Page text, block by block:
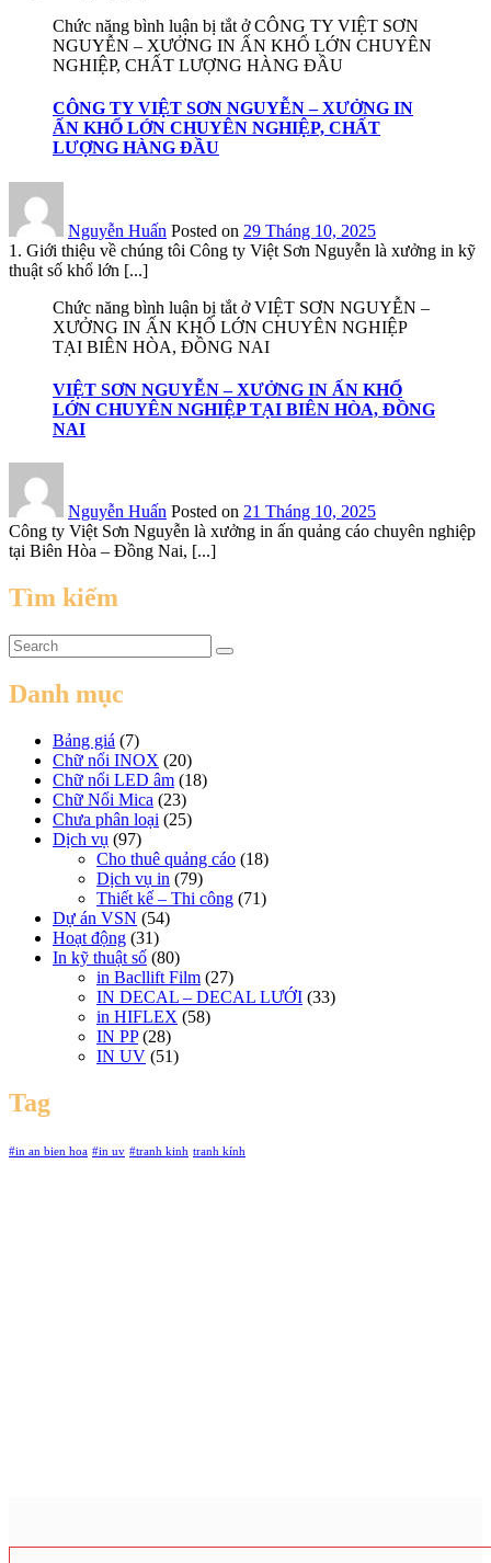
Chức năng bình luận bị tắt ở CÔNG TY VIỆT SƠN
NGUYỄN – XƯỞNG IN ẤN KHỔ LỚN CHUYÊN
NGHIỆP, CHẤT LƯỢNG HÀNG ĐẦU
CÔNG TY VIỆT SƠN NGUYỄN – XƯỞNG IN
ẤN KHỔ LỚN CHUYÊN NGHIỆP, CHẤT
LƯỢNG HÀNG ĐẦU
Nguyễn Huấn Posted on 29 Tháng 10, 2025
1. Giới thiệu về chúng tôi Công ty Việt Sơn Nguyễn là xưởng in kỹ
thuật số khổ lớn [...]
Chức năng bình luận bị tắt ở VIỆT SƠN NGUYỄN –
XƯỞNG IN ẤN KHỔ LỚN CHUYÊN NGHIỆP
TẠI BIÊN HÒA, ĐỒNG NAI
VIỆT SƠN NGUYỄN – XƯỞNG IN ẤN KHỔ
LỚN CHUYÊN NGHIỆP TẠI BIÊN HÒA, ĐỒNG
NAI
Nguyễn Huấn Posted on 21 Tháng 10, 2025
Công ty Việt Sơn Nguyễn là xưởng in ấn quảng cáo chuyên nghiệp
tại Biên Hòa – Đồng Nai, [...]
Tìm kiếm
Danh mục
Bảng giá (7)
Chữ nổi INOX (20)
Chữ nổi LED âm (18)
Chữ Nổi Mica (23)
Chưa phân loại (25)
Dịch vụ (97)
Cho thuê quảng cáo (18)
Dịch vụ in (79)
Thiết kế – Thi công (71)
Dự án VSN (54)
Hoạt động (31)
In kỹ thuật số (80)
in Bacllift Film (27)
IN DECAL – DECAL LƯỚI (33)
in HIFLEX (58)
IN PP(28)
IN UV (51)
Tag
#in an bien hoa #in uv #tranh kinh tranh kính